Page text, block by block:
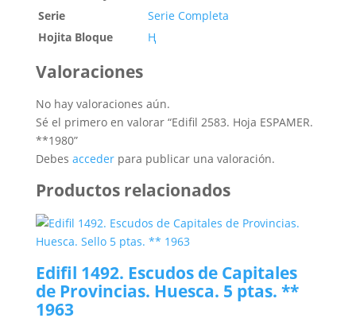
Serie
Serie Completa
Hojita Bloque
Ң
Valoraciones
No hay valoraciones aún.
Sé el primero en valorar “Edifil 2583. Hoja ESPAMER.
**1980”
Debes accederpara publicar una valoración.
Productos relacionados
Edifil 1492. Escudos de Capitales
de Provincias. Huesca. 5 ptas. **
1963